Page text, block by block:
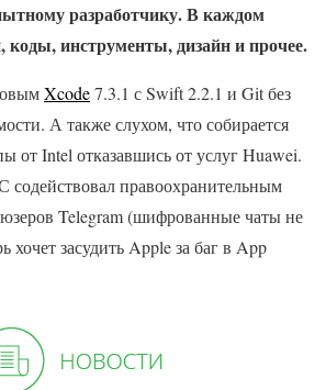
разработчику. В каждом
коды, инструменты, дизайн и прочее.
Xcode7.3.1 с Swift 2.2.1 и Git без
А также слухом, что собирается
от Intel отказавшись от услуг Huawei.
правоохранительным
Telegram (шифрованные чаты не
хочет засудить Apple за баг в App